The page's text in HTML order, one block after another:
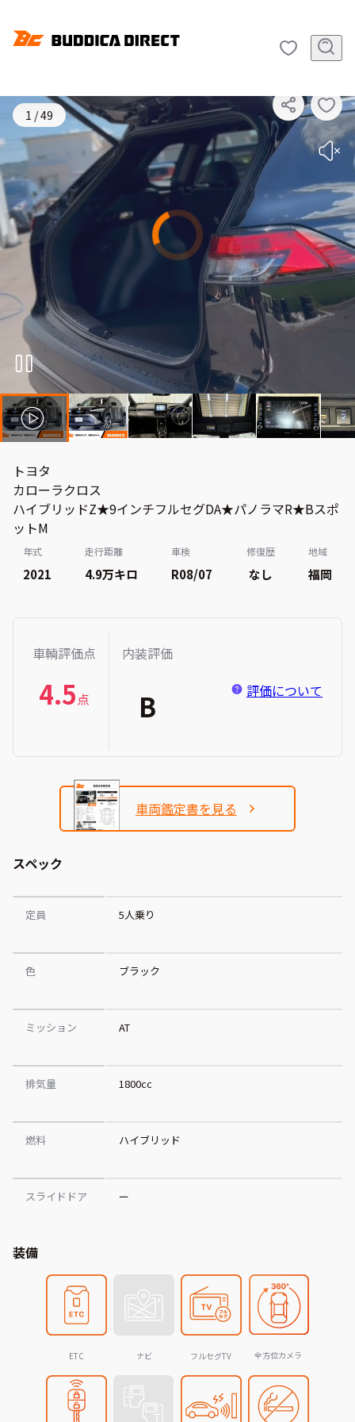
1 /49
トヨタ
カローラクロス
ハイブリッドZ★9インチフルセグDA★パノラマR★Bスポ
ットM
年式
2021
走行距離
4.9万キロ
車検
R08/07
修復歴
なし
地域
福岡
車輌評価点
4.5点
内装評価
B 評価について
車両鑑定書を見る
スペック
定員 5人乗り
色 ブラック
ミッション AT
排気量 1800cc
燃料 ハイブリッド
スライドドア ー
装備
ETC ナビ フルセグTV 全方位カメラ